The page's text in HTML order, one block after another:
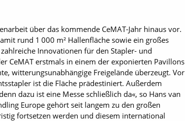
über das kommende CeMAT-Jahr hinaus vor.
rund 1 000 m² Hallenfläche sowie ein großes
Innovationen für den Stapler- und
CeMAT erstmals in einem der exponierten Pavillons
witterungsunabhängige Freigelände überzeugt. Vor
ist die Fläche prädestiniert. Außerdem
dazu ist eine Messe schließlich da«, so Hans van
Europe gehört seit langem zu den großen
fortsetzen werden und diesem international